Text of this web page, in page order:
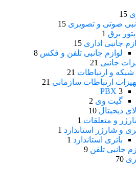
15
صوتی و تصویری 15
برق 1
جانبی اداری 15
لوازم جانبی تلفن و فکس 8
جانبی 21
شبکه و ارتباطات 21
ارتباطات سازمانی 21
PBX 3
گیت وی 2
دیجیتال 10
و متعلقات 1
و شارژر استاندارد 1
باتری استاندارد 1
جانبی تلفن 9
70